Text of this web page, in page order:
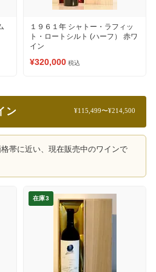
１９６１年 シャトー・ラフィッ
ト・ロートシルト (ハーフ） 赤ワ
イン
¥320,000 税込
ン ¥115,499〜¥214,500
帯に近い、現在販売中のワインで
在庫3